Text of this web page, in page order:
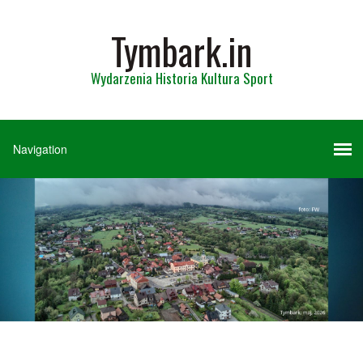
Tymbark.in
Wydarzenia Historia Kultura Sport